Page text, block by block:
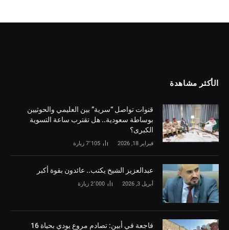
الأكثر مشاهدة
قنوات تواصل “سرية” بين العليمي والحوثيين
بوساطة سعودية.. هل تقترب ساعة التسوية
الكبرى؟
فبراير 18, 2026 7٬105 زيارة
‏عبدالعزيز الشيخ يكتب.. عائدون بقوة أكبر
أبريل 3, 2026 2٬000 زيارة
فاجعة في أبين: تصادم مروع يودي بحياة 16